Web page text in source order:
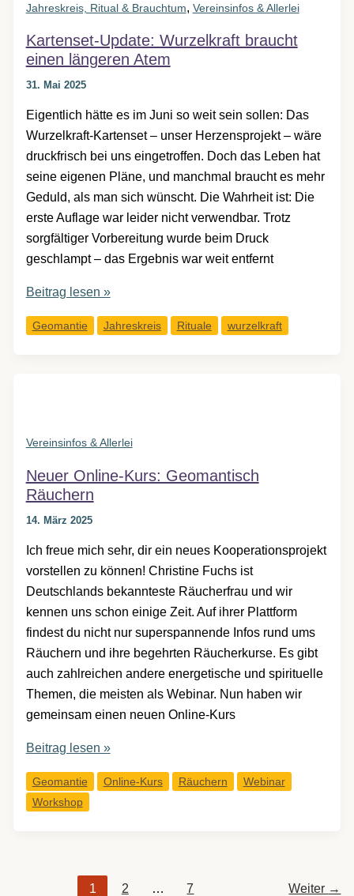
eigenem
Erleben
Jahreskreis, Ritual & Brauchtum, Vereinsinfos & Allerlei
Kartenset-Update: Wurzelkraft braucht
einen längeren Atem
31. Mai 2025
Eigentlich hätte es im Juni so weit sein sollen: Das
Wurzelkraft-Kartenset – unser Herzensprojekt – wäre
druckfrisch bei uns eingetroffen. Doch das Leben hat
seine eigenen Pläne, und manchmal braucht es mehr
Geduld, als man sich wünscht. Die Wahrheit ist: Die
erste Auflage war leider nicht verwendbar. Trotz
sorgfältiger Vorbereitung wurde beim Druck
geschlampt – das Ergebnis war weit entfernt
Kartenset-
Wurzelkraft
Beitrag lesen »
Geomantie Jahreskreis Rituale wurzelkraft
Vereinsinfos & Allerlei
Neuer Online-Kurs: Geomantisch
Räuchern
14. März 2025
Ich freue mich sehr, dir ein neues Kooperationsprojekt
vorstellen zu können! Christine Fuchs ist
Deutschlands bekannteste Räucherfrau und wir
kennen uns schon einige Zeit. Auf ihrer Plattform
findest du nicht nur superspannende Infos rund ums
Räuchern und ihre begehrten Räucherkurse. Es gibt
auch zahlreichen andere energetische und spirituelle
Themen, die meisten als Webinar. Nun haben wir
gemeinsam einen neuen Online-Kurs
Neuer
Kurs:
Geomantisch
Beitrag lesen »
Geomantie Online-Kurs Räuchern
Webinar
Workshop
1 2 … 7 Weiter →